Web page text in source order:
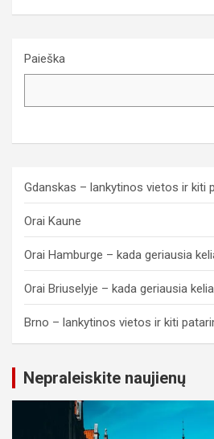
Paieška
Gdanskas – lankytinos vietos ir kiti
Orai Kaune
Orai Hamburge – kada geriausia
Orai Briuselyje – kada geriausia
Brno – lankytinos vietos ir kiti
Nepraleiskite naujienų